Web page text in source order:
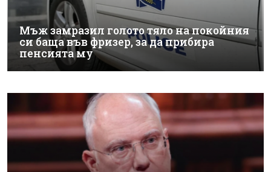
Мъж замразил голото тяло на покойния
си баща във фризер, за да прибира
пенсията му